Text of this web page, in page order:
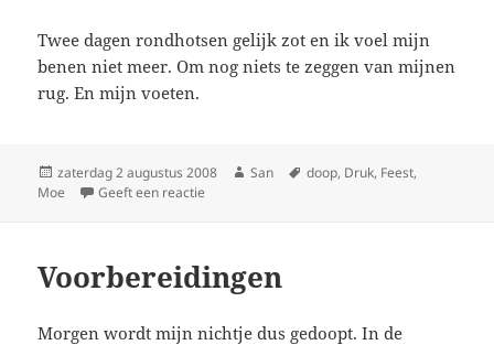
Twee dagen rondhotsen gelijk zot en ik voel mijn
benen niet meer. Om nog niets te zeggen van mijnen
rug. En mijn voeten.
Geplaatst
op
zaterdag 2 augustus 2008 Auteur
San Tags
doop, Druk, Feest,
Moe
Geeft een reactie
Voorbereidingen
Morgen wordt mijn nichtje dus gedoopt. In de